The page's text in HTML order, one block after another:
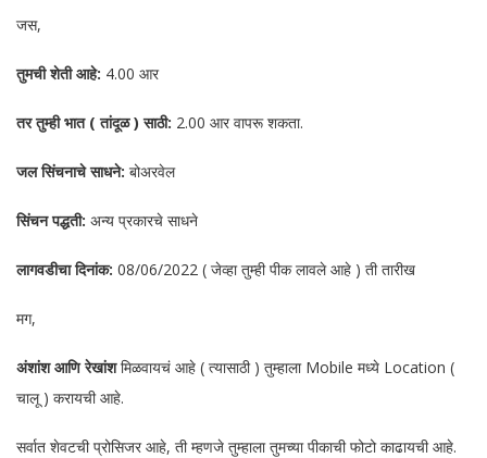
जस,
तुमची शेती आहे: 4.00 आर
तर तुम्ही भात ( तांदूळ ) साठी: 2.00 आर वापरू शकता.
जल सिंचनाचे साधने: बोअरवेल
सिंचन पद्धती: अन्य प्रकारचे साधने
लागवडीचा दिनांक: 08/06/2022 ( जेव्हा तुम्ही पीक लावले आहे ) ती तारीख
मग,
अंशांश आणि रेखांशमिळवायचं आहे ( त्यासाठी ) तुम्हाला Mobile मध्ये Location (
चालू ) करायची आहे.
सर्वात शेवटची प्रोसिजर आहे, ती म्हणजे तुम्हाला तुमच्या पीकाची फोटो काढायची आहे.